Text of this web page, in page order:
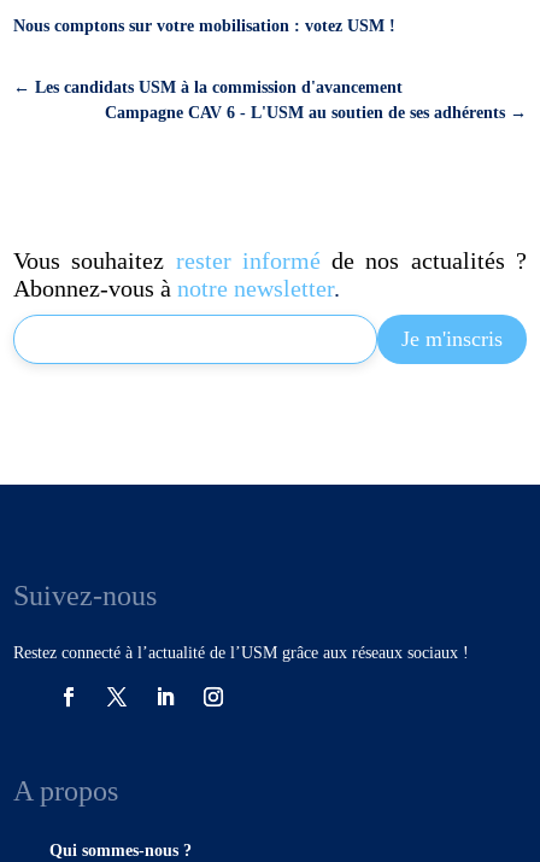
Nous comptons sur votre mobilisation : votez USM !
←Les candidats USM à la commission d'avancement
Campagne CAV 6 - L'USM au soutien de ses adhérents→
Vous souhaitez rester informéde nos actualités ?
Abonnez-vous ànotre newsletter.
Suivez-nous
Restez connecté à l’actualité de l’USM grâce aux réseaux sociaux !
A propos
Qui sommes-nous ?